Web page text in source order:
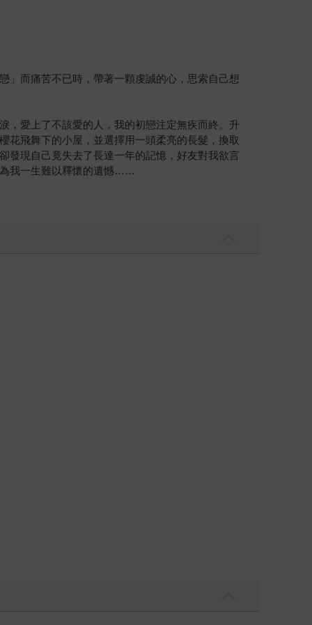
」而痛苦不已時，帶著一顆虔誠的心，思索自己想
，愛上了不該愛的人，我的初戀注定無疾而終。升
花飛舞下的小屋，並選擇用一頭柔亮的長髮，換取
發現自己竟失去了長達一年的記憶，好友對我欲言
為我一生難以釋懷的遺憾……